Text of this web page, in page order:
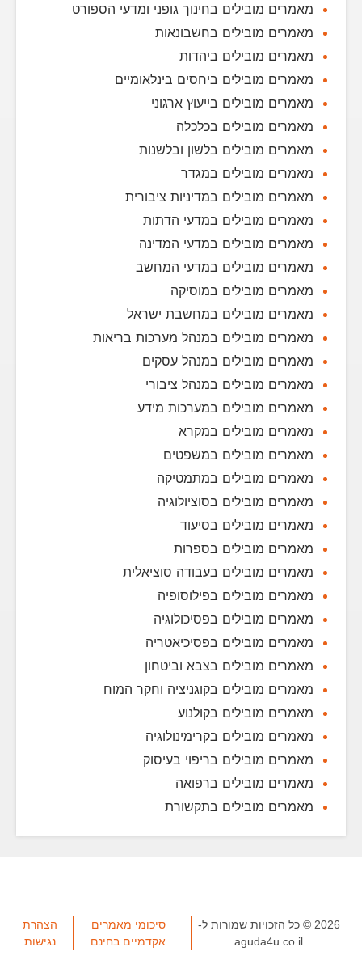
מאמרים מובילים בחינוך גופני ומדעי הספורט
מאמרים מובילים בחשבונאות
מאמרים מובילים ביהדות
מאמרים מובילים ביחסים בינלאומיים
מאמרים מובילים בייעוץ ארגוני
מאמרים מובילים בכלכלה
מאמרים מובילים בלשון ובלשנות
מאמרים מובילים במגדר
מאמרים מובילים במדיניות ציבורית
מאמרים מובילים במדעי הדתות
מאמרים מובילים במדעי המדינה
מאמרים מובילים במדעי המחשב
מאמרים מובילים במוסיקה
מאמרים מובילים במחשבת ישראל
מאמרים מובילים במנהל מערכות בריאות
מאמרים מובילים במנהל עסקים
מאמרים מובילים במנהל ציבורי
מאמרים מובילים במערכות מידע
מאמרים מובילים במקרא
מאמרים מובילים במשפטים
מאמרים מובילים במתמטיקה
מאמרים מובילים בסוציולוגיה
מאמרים מובילים בסיעוד
מאמרים מובילים בספרות
מאמרים מובילים בעבודה סוציאלית
מאמרים מובילים בפילוסופיה
מאמרים מובילים בפסיכולוגיה
מאמרים מובילים בפסיכיאטריה
מאמרים מובילים בצבא וביטחון
מאמרים מובילים בקוגניציה וחקר המוח
מאמרים מובילים בקולנוע
מאמרים מובילים בקרימינולוגיה
מאמרים מובילים בריפוי בעיסוק
מאמרים מובילים ברפואה
מאמרים מובילים בתקשורת
2026 © כל הזכויות שמורות ל-
aguda4u.co.il
סיכומי מאמרים
אקדמיים בחינם
הצהרת
נגישות